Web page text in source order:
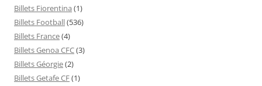
Billets Fiorentina (1)
Billets Football(536)
Billets France(4)
Billets Genoa CFC(3)
Billets Géorgie(2)
Billets Getafe CF(1)